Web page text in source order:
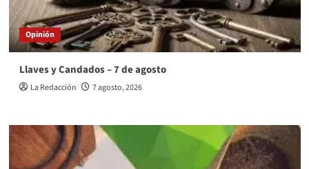
Opinión
Llaves y Candados – 7 de agosto
La Redacción 7 agosto, 2026